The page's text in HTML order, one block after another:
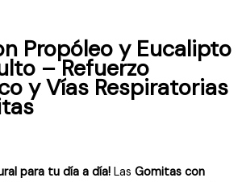
Propóleo y Eucalipto
– Refuerzo
y Vías Respiratorias
para tu día a día! Las Gomitas con